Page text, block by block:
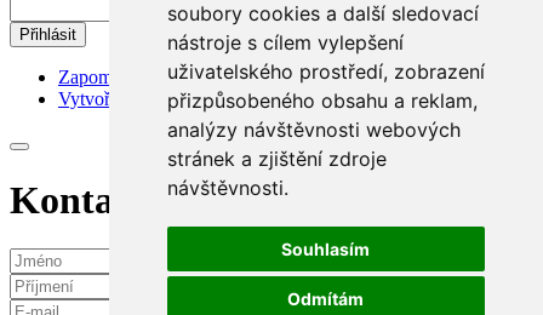
soubory cookies a další sledovací
nástroje s cílem vylepšení
uživatelského prostředí, zobrazení
přizpůsobeného obsahu a reklam,
analýzy návštěvnosti webových
stránek a zjištění zdroje
návštěvnosti.
Souhlasím
Odmítám
Přihlásit
Zapomenuté heslo?
Vytvořit nový účet
Kontaktní požadavek